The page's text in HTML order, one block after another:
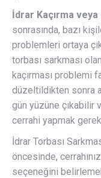
İdrar Kaçırma
sonrasında, bazı
problemleri ortaya
torbası sarkması
kaçırması problemi
düzeltildikten sonra
gün yüzüne çıkabilir
cerrahi yapmak
İdrar Torbası
öncesinde,
seçeneğini